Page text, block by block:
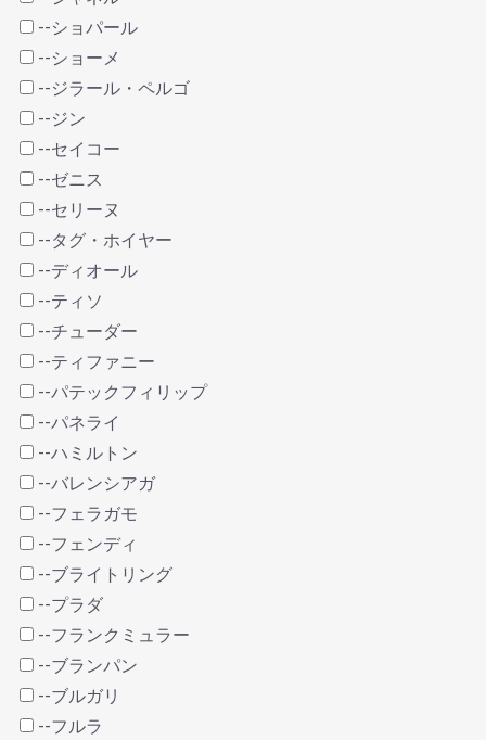
--ショパール
--ショーメ
--ジラール・ペルゴ
--ジン
--セイコー
--ゼニス
--セリーヌ
--タグ・ホイヤー
--ディオール
--ティソ
--チューダー
--ティファニー
--パテックフィリップ
--パネライ
--ハミルトン
--バレンシアガ
--フェラガモ
--フェンディ
--ブライトリング
--プラダ
--フランクミュラー
--ブランパン
--ブルガリ
--フルラ